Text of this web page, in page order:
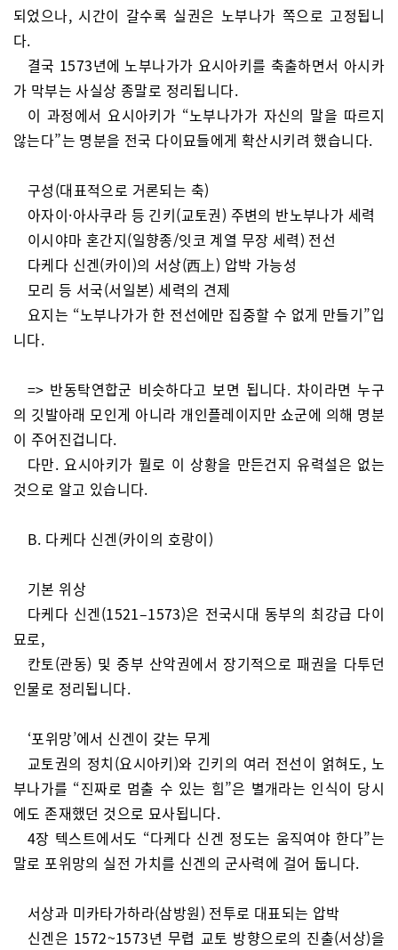
되었으나, 시간이 갈수록 실권은 노부나가 쪽으로 고정됩니
다.
결국 1573년에 노부나가가 요시아키를 축출하면서 아시카
가 막부는 사실상 종말로 정리됩니다.
이 과정에서 요시아키가 “노부나가가 자신의 말을 따르지
않는다”는 명분을 전국 다이묘들에게 확산시키려 했습니다.
구성(대표적으로 거론되는 축)
아자이·아사쿠라 등 긴키(교토권) 주변의 반노부나가 세력
이시야마 혼간지(일향종/잇코 계열 무장 세력) 전선
다케다 신겐(카이)의 서상(西上) 압박 가능성
모리 등 서국(서일본) 세력의 견제
요지는 “노부나가가 한 전선에만 집중할 수 없게 만들기”입
니다.
=> 반동탁연합군 비슷하다고 보면 됩니다. 차이라면 누구
의 깃발아래 모인게 아니라 개인플레이지만 쇼군에 의해 명분
이 주어진겁니다.
다만. 요시아키가 뭘로 이 상황을 만든건지 유력설은 없는
것으로 알고 있습니다.
B. 다케다 신겐(카이의 호랑이)
기본 위상
다케다 신겐(1521–1573)은 전국시대 동부의 최강급 다이
묘로,
칸토(관동) 및 중부 산악권에서 장기적으로 패권을 다투던
인물로 정리됩니다.
‘포위망’에서 신겐이 갖는 무게
교토권의 정치(요시아키)와 긴키의 여러 전선이 얽혀도, 노
부나가를 “진짜로 멈출 수 있는 힘”은 별개라는 인식이 당시
에도 존재했던 것으로 묘사됩니다.
4장 텍스트에서도 “다케다 신겐 정도는 움직여야 한다”는
말로 포위망의 실전 가치를 신겐의 군사력에 걸어 둡니다.
서상과 미카타가하라(삼방원) 전투로 대표되는 압박
신겐은 1572~1573년 무렵 교토 방향으로의 진출(서상)을